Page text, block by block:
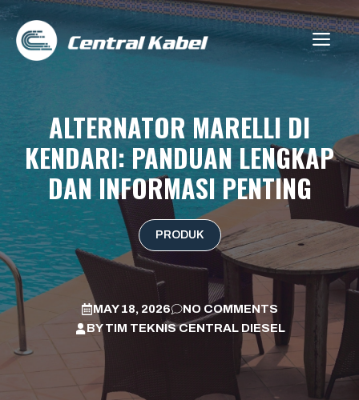
Skip
content
ALTERNATOR MARELLI DI
KENDARI: PANDUAN LENGKAP
DAN INFORMASI PENTING
PRODUK
MAY 18, 2026
NO COMMENTS
BYTIM TEKNIS CENTRAL DIESEL